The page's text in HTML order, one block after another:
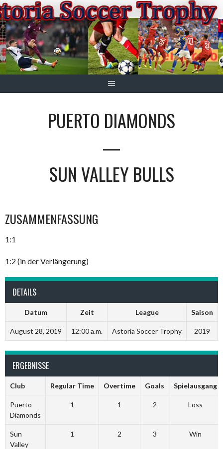
Springe
zum
Inhalt
PUERTO DIAMONDS
—
SUN VALLEY BULLS
ZUSAMMENFASSUNG
1:1
1:2 (in der Verlängerung)
DETAILS
Datum Zeit League Saison
August 28, 2019 12:00 a.m. Astoria Soccer Trophy 2019
ERGEBNISSE
Club Regular Time Overtime Goals Spielausgang
Puerto
Diamonds
1 1 2 Loss
Sun
Valley
1 2 3 Win